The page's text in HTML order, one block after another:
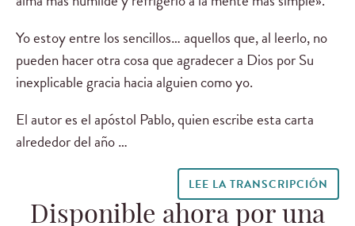
Yo estoy entre los sencillos… aquellos que, al leerlo, no
pueden hacer otra cosa que agradecer a Dios por Su
inexplicable gracia hacia alguien como yo.
El autor es el apóstol Pablo, quien escribe esta carta
alrededor del año …
LEE LA TRANSCRIPCIÓN
Disponible ahora por una